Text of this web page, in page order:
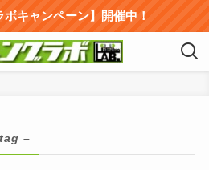
キャンペーン】開催中！
–